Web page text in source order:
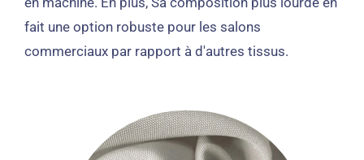
fait une option robuste pour les salons
commerciaux par rapport à d'autres tissus.